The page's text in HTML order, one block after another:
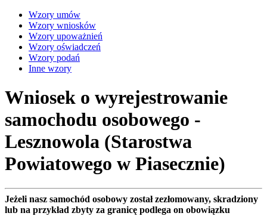
Wzory umów
Wzory wniosków
Wzory upoważnień
Wzory oświadczeń
Wzory podań
Inne wzory
Wniosek o wyrejestrowanie
samochodu osobowego -
Lesznowola (Starostwa
Powiatowego w Piasecznie)
Jeżeli nasz samochód osobowy został zezłomowany, skradziony
lub na przykład zbyty za granicę podlega on obowiązku